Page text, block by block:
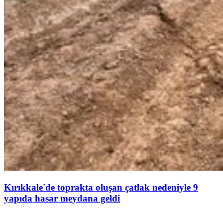
Kırıkkale'de toprakta oluşan çatlak nedeniyle 9
yapıda hasar meydana geldi